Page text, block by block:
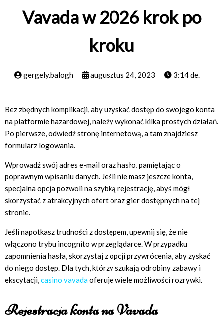
Vavada w 2026 krok po
kroku
gergely.balogh augusztus 24, 2023 3:14 de.
Bez zbędnych komplikacji, aby uzyskać dostęp do swojego konta
na platformie hazardowej, należy wykonać kilka prostych działań.
Po pierwsze, odwiedź stronę internetową, a tam znajdziesz
formularz logowania.
Wprowadź swój adres e-mail oraz hasło, pamiętając o
poprawnym wpisaniu danych. Jeśli nie masz jeszcze konta,
specjalna opcja pozwoli na szybką rejestrację, abyś mógł
skorzystać z atrakcyjnych ofert oraz gier dostępnych na tej
stronie.
Jeśli napotkasz trudności z dostępem, upewnij się, że nie
włączono trybu incognito w przeglądarce. W przypadku
zapomnienia hasła, skorzystaj z opcji przywrócenia, aby zyskać
do niego dostęp. Dla tych, którzy szukają odrobiny zabawy i
ekscytacji,casino vavadaoferuje wiele możliwości rozrywki.
Rejestracja konta na Vavada